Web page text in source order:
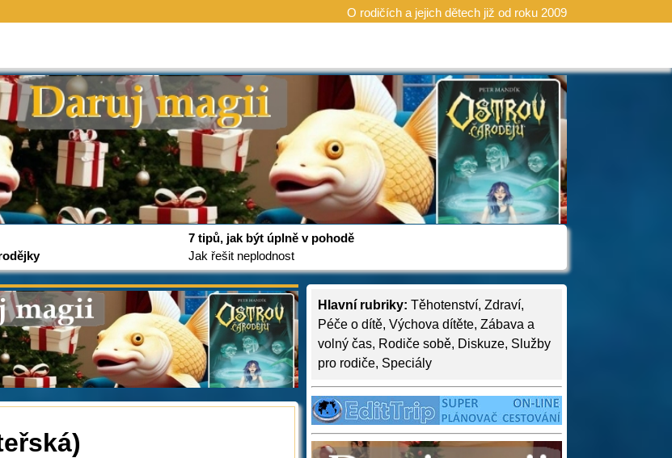
O rodičích a jejich dětech již od roku 2009
7 tipů, jak být úplně v pohodě
Jak řešit neplodnost
Hlavní rubriky: Těhotenství, Zdraví,
Péče o dítě, Výchova dítěte, Zábava a
volný čas, Rodiče sobě, Diskuze, Služby
pro rodiče, Speciály